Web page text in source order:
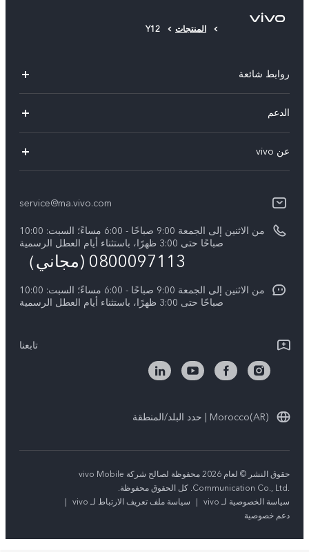
المنتجات Y12
روابط شائعة
Y31d
V70 FE
Y04
الدعم
مركز الخدمة
Funtouch OS
مصادقة IMEI
توجيهات بشأن ضمان vivo
بيان الخصوصية بشأن خدمة العملاء
عن vivo
الأخبار
الإشعارات القانونية
الاستدامة
service@ma.vivo.com
من الاثنين إلى الجمعة 9:00 صباحًا - 6:00 مساءً؛ السبت: 10:00
صباحًا حتى 3:00 ظهرًا، باستثناء أيام العطل الرسمية
0800097113 (مجاني）
من الاثنين إلى الجمعة 9:00 صباحًا - 6:00 مساءً؛ السبت: 10:00
صباحًا حتى 3:00 ظهرًا، باستثناء أيام العطل الرسمية
تابعنا
Morocco(AR) | حدد البلد/المنطقة
حقوق النشر © لعام 2026 محفوظة لصالح شركة vivo Mobile
Communication Co., Ltd.‎. كل الحقوق محفوظة.
سياسة الخصوصية لـ vivo
| سياسة ملف تعريف الارتباط لـ vivo
|
دعم خصوصية